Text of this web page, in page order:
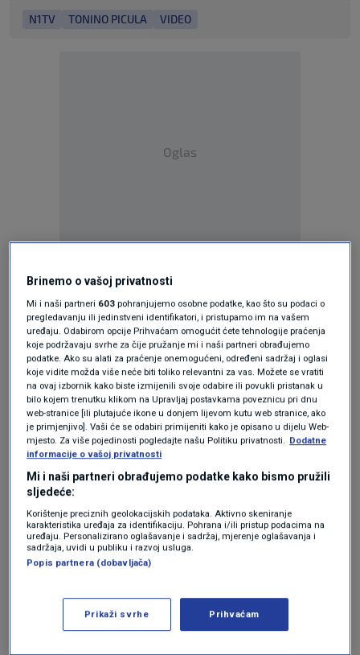
N1TV TONINO PICULA VIDEO
Oglas
KAKVO JE TVOJE MIŠLJENJE O OVOME?
Pridruži se raspravi ili pročitaj komentare
Budi prvi koji će ostaviti komentar
Pratite nas na društvenim mrežama
Brinemo o vašoj privatnosti
Mi i naši partneri 603 pohranjujemo osobne podatke, kao što su podaci o
pregledavanju ili jedinstveni identifikatori, i pristupamo im na vašem
uređaju. Odabirom opcije Prihvaćam omogućit ćete tehnologije praćenja
koje podržavaju svrhe za čije pružanje mi i naši partneri obrađujemo
podatke. Ako su alati za praćenje onemogućeni, određeni sadržaj i oglasi
koje vidite možda više neće biti toliko relevantni za vas. Možete se vratiti
na ovaj izbornik kako biste izmijenili svoje odabire ili povukli pristanak u
bilo kojem trenutku klikom na Upravljaj postavkama poveznicu pri dnu
web-stranice [ili plutajuće ikone u donjem lijevom kutu web stranice, ako
je primjenjivo]. Vaši će se odabiri primijeniti kako je opisano u dijelu Web-
mjesto. Za više pojedinosti pogledajte našu Politiku privatnosti. Dodatne
informacije o vašoj privatnosti
Mi i naši partneri obrađujemo podatke kako bismo pružili
sljedeće:
Korištenje preciznih geolokacijskih podataka. Aktivno skeniranje
karakteristika uređaja za identifikaciju. Pohrana i/ili pristup podacima na
uređaju. Personalizirano oglašavanje i sadržaj, mjerenje oglašavanja i
sadržaja, uvidi u publiku i razvoj usluga.
Popis partnera (dobavljača)
Prikaži svrhe Prihvaćam